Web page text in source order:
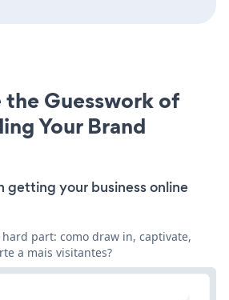
the Guesswork of
Your Brand
getting your business online
part: como draw in, captivate,
a mais visitantes?